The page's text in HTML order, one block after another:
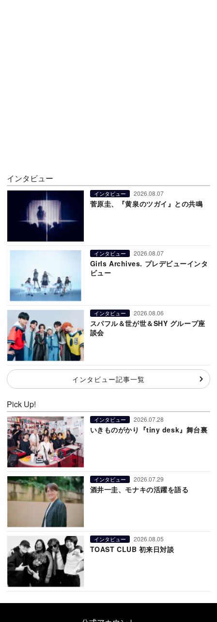
インタビュー
インタビュー 2026.08.07
菅原圭、『黄泉のツガイ』との共鳴
インタビュー 2026.08.07
Girls Archives. プレデビューインタ
ビュー
インタビュー 2026.08.06
スパフル＆世が世＆SHY グループ座
談会
インタビュー記事一覧
Pick Up!
インタビュー 2026.07.28
いきものがかり『tiny desk』舞台裏
インタビュー 2026.07.29
酒井一圭、モナキの活躍を語る
インタビュー 2026.08.05
TOAST CLUB 初来日対談